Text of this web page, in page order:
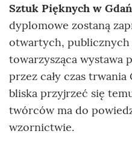
Sztuk Pięknych w
dyplomowe zostaną
otwartych, publicznych
towarzysząca wystawa
przez cały czas
bliska przyjrzeć się
twórców ma do
wzornictwie.